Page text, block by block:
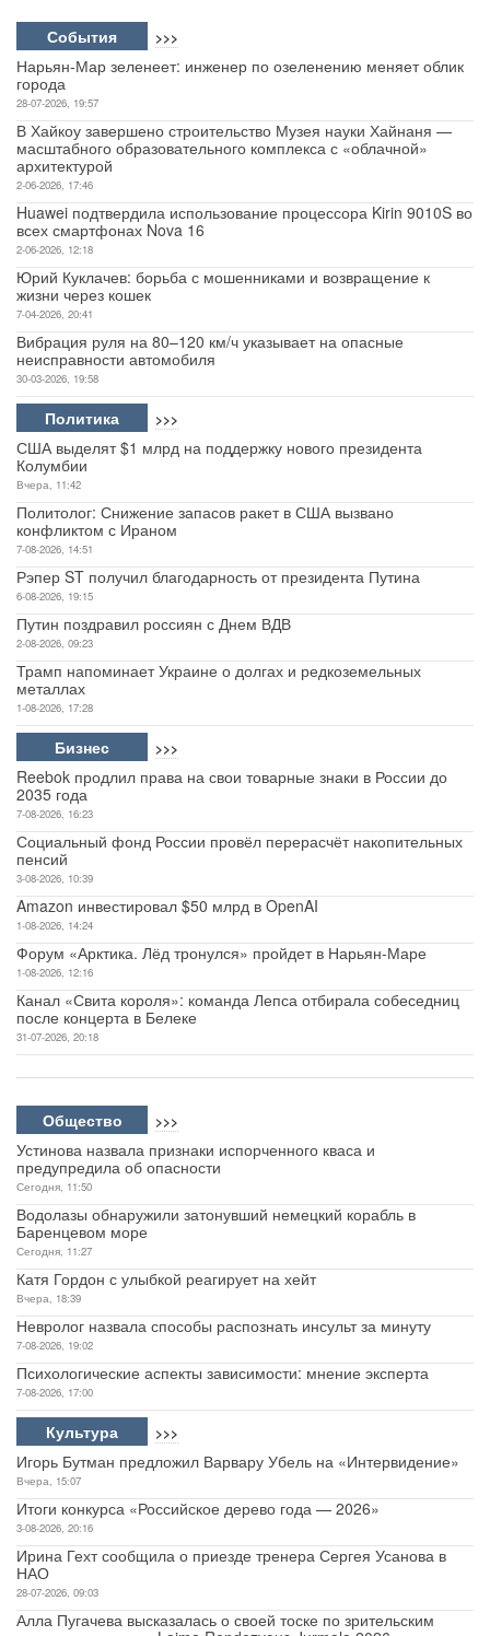
События >>>
Нарьян-Мар зеленеет: инженер по озеленению меняет облик
города
28-07-2026, 19:57
В Хайкоу завершено строительство Музея науки Хайнаня —
масштабного образовательного комплекса с «облачной»
архитектурой
2-06-2026, 17:46
Huawei подтвердила использование процессора Kirin 9010S во
всех смартфонах Nova 16
2-06-2026, 12:18
Юрий Куклачев: борьба с мошенниками и возвращение к
жизни через кошек
7-04-2026, 20:41
Вибрация руля на 80–120 км/ч указывает на опасные
неисправности автомобиля
30-03-2026, 19:58
Политика >>>
США выделят $1 млрд на поддержку нового президента
Колумбии
Вчера, 11:42
Политолог: Снижение запасов ракет в США вызвано
конфликтом с Ираном
7-08-2026, 14:51
Рэпер ST получил благодарность от президента Путина
6-08-2026, 19:15
Путин поздравил россиян с Днем ВДВ
2-08-2026, 09:23
Трамп напоминает Украине о долгах и редкоземельных
металлах
1-08-2026, 17:28
Бизнес >>>
Reebok продлил права на свои товарные знаки в России до
2035 года
7-08-2026, 16:23
Социальный фонд России провёл перерасчёт накопительных
пенсий
3-08-2026, 10:39
Amazon инвестировал $50 млрд в OpenAI
1-08-2026, 14:24
Форум «Арктика. Лёд тронулся» пройдет в Нарьян-Маре
1-08-2026, 12:16
Канал «Свита короля»: команда Лепса отбирала собеседниц
после концерта в Белеке
31-07-2026, 20:18
Общество >>>
Устинова назвала признаки испорченного кваса и
предупредила об опасности
Сегодня, 11:50
Водолазы обнаружили затонувший немецкий корабль в
Баренцевом море
Сегодня, 11:27
Катя Гордон с улыбкой реагирует на хейт
Вчера, 18:39
Невролог назвала способы распознать инсульт за минуту
7-08-2026, 19:02
Психологические аспекты зависимости: мнение эксперта
7-08-2026, 17:00
Культура >>>
Игорь Бутман предложил Варвару Убель на «Интервидение»
Вчера, 15:07
Итоги конкурса «Российское дерево года — 2026»
3-08-2026, 20:16
Ирина Гехт сообщила о приезде тренера Сергея Усанова в
НАО
28-07-2026, 09:03
Алла Пугачева высказалась о своей тоске по зрительским